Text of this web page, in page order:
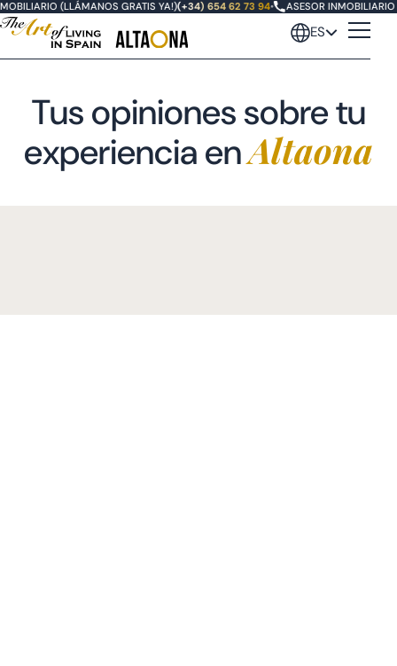
(LLÁMANOS GRATIS YA!)(+34) 654 62 73 94• ASESOR
ES
Tus opiniones sobre tu
experiencia enAltaona